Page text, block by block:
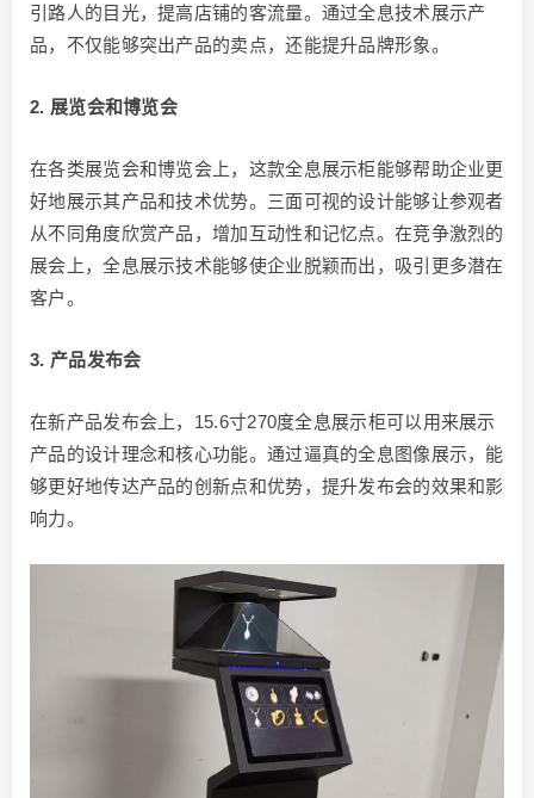
引路人的目光，提高店铺的客流量。通过全息技术展示产
品，不仅能够突出产品的卖点，还能提升品牌形象。
2. 展览会和博览会
在各类展览会和博览会上，这款全息展示柜能够帮助企业更
好地展示其产品和技术优势。三面可视的设计能够让参观者
从不同角度欣赏产品，增加互动性和记忆点。在竞争激烈的
展会上，全息展示技术能够使企业脱颖而出，吸引更多潜在
客户。
3. 产品发布会
在新产品发布会上，15.6寸270度全息展示柜可以用来展示
产品的设计理念和核心功能。通过逼真的全息图像展示，能
够更好地传达产品的创新点和优势，提升发布会的效果和影
响力。